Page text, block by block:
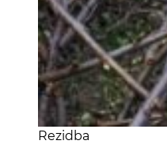
Rezidba